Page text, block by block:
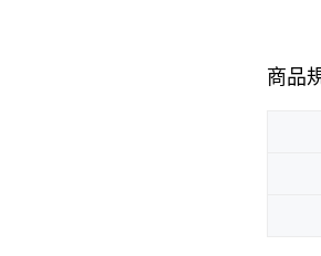
商品